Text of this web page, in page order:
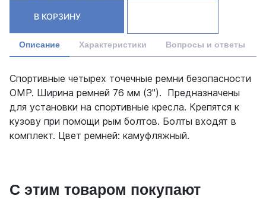
В КОРЗИНУ
Описание Характеристики Вопросы и ответы
Спортивные четырех точечные ремни безопасности
OMP. Ширина ремней 76 мм (3"). Предназначены
для установки на спортивные кресла. Крепятся к
кузову при помощи рым болтов. Болты входят в
комплект. Цвет ремней: камуфляжный.
С этим товаром покупают